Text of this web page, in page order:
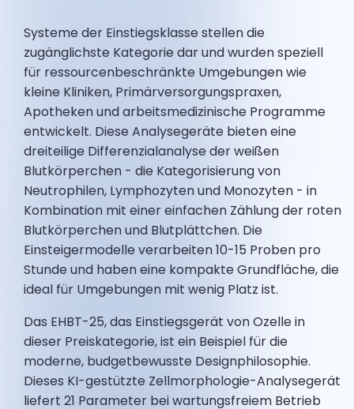
Systeme der Einstiegsklasse stellen die
zugänglichste Kategorie dar und wurden speziell
für ressourcenbeschränkte Umgebungen wie
kleine Kliniken, Primärversorgungspraxen,
Apotheken und arbeitsmedizinische Programme
entwickelt. Diese Analysegeräte bieten eine
dreiteilige Differenzialanalyse der weißen
Blutkörperchen - die Kategorisierung von
Neutrophilen, Lymphozyten und Monozyten - in
Kombination mit einer einfachen Zählung der roten
Blutkörperchen und Blutplättchen. Die
Einsteigermodelle verarbeiten 10-15 Proben pro
Stunde und haben eine kompakte Grundfläche, die
ideal für Umgebungen mit wenig Platz ist.
Das EHBT-25, das Einstiegsgerät von Ozelle in
dieser Preiskategorie, ist ein Beispiel für die
moderne, budgetbewusste Designphilosophie.
Dieses KI-gestützte Zellmorphologie-Analysegerät
liefert 21 Parameter bei wartungsfreiem Betrieb